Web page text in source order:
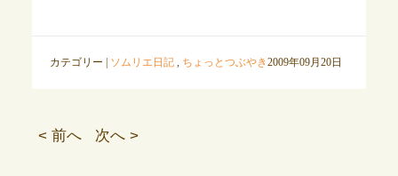
カテゴリー | ソムリエ日記, ちょっとつぶやき2009年09月20日
< 前へ 次へ >